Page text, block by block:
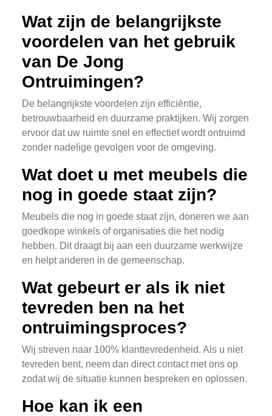
Wat zijn de belangrijkste
voordelen van het gebruik
van De Jong
Ontruimingen?
De belangrijkste voordelen zijn efficiëntie,
betrouwbaarheid en duurzame praktijken. Wij zorgen
ervoor dat uw ruimte snel en effectief wordt ontruimd
zonder nadelige gevolgen voor de omgeving.
Wat doet u met meubels die
nog in goede staat zijn?
Meubels die nog in goede staat zijn, doneren we aan
goedkope winkels of organisaties die het nodig
hebben. Dit draagt bij aan een duurzame werkwijze
en helpt anderen in de gemeenschap.
Wat gebeurt er als ik niet
tevreden ben na het
ontruimingsproces?
Wij streven naar 100% klanttevredenheid. Als u niet
tevreden bent, neem dan direct contact met ons op
zodat wij de situatie kunnen bespreken en oplossen.
Hoe kan ik een